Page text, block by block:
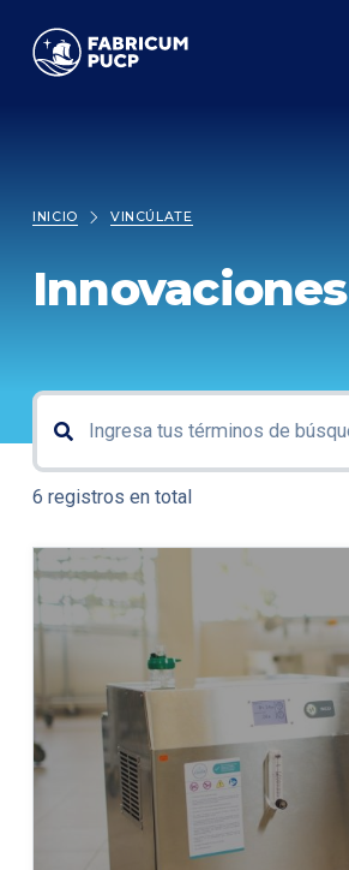
FABRICUM
INICIO VINCÚLATE
Innovaciones
6 registros en total